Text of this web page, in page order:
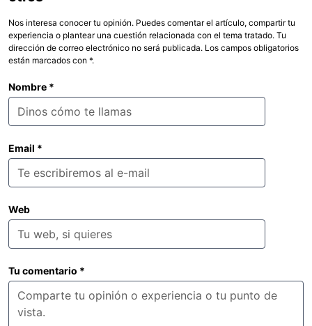
Nos interesa conocer tu opinión. Puedes comentar el artículo, compartir tu
experiencia o plantear una cuestión relacionada con el tema tratado. Tu
dirección de correo electrónico no será publicada. Los campos obligatorios
están marcados con *.
Nombre *
Email *
Web
Tu comentario *